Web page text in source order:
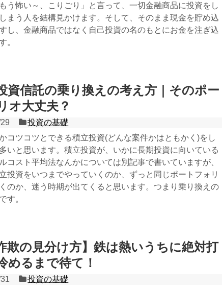
もう怖い～、こりごり」と言って、一切金融商品に投資をし
まう人を結構見かけます。そして、そのまま現金を貯め込
し、金融商品ではなく自己投資の名のもとにお金を注ぎ込
。
資信託の乗り換えの考え方｜そのポー
オ大丈夫？
投資の基礎
コツコツとできる積立投資(どんな案件かはともかく)をし
いと思います。積立投資が、いかに長期投資に向いている
コスト平均法なんかについては別記事で書いていますが、
投資をいつまでやっていくのか、ずっと同じポートフォリ
のか、迷う時期が出てくると思います。つまり乗り換えの
す。
欺の見分け方】鉄は熱いうちに絶対打
めるまで待て！
投資の基礎